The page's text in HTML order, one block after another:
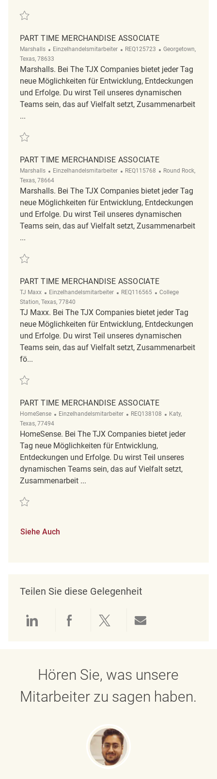
Retten Part Time Merchandise Associate REQ137804
PART TIME MERCHANDISE ASSOCIATE
Marshalls Kategorie
Einzelhandelsmitarbeiter ReqId
REQ125723 Ort
Georgetown,
Texas, 78633
Marshalls. Bei The TJX Companies bietet jeder Tag
neue Möglichkeiten für Entwicklung, Entdeckungen
und Erfolge. Du wirst Teil unseres dynamischen
Teams sein, das auf Vielfalt setzt, Zusammenarbeit
...
Retten Part Time Merchandise Associate REQ125723
PART TIME MERCHANDISE ASSOCIATE
Marshalls Kategorie
Einzelhandelsmitarbeiter ReqId
REQ115768 Ort
Round Rock,
Texas, 78664
Marshalls. Bei The TJX Companies bietet jeder Tag
neue Möglichkeiten für Entwicklung, Entdeckungen
und Erfolge. Du wirst Teil unseres dynamischen
Teams sein, das auf Vielfalt setzt, Zusammenarbeit
...
Retten Part Time Merchandise Associate REQ115768
PART TIME MERCHANDISE ASSOCIATE
TJ Maxx Kategorie
Einzelhandelsmitarbeiter ReqId
REQ116565 Ort
College
Station, Texas, 77840
TJ Maxx. Bei The TJX Companies bietet jeder Tag
neue Möglichkeiten für Entwicklung, Entdeckungen
und Erfolge. Du wirst Teil unseres dynamischen
Teams sein, das auf Vielfalt setzt, Zusammenarbeit
fö...
Retten Part Time Merchandise Associate REQ116565
PART TIME MERCHANDISE ASSOCIATE
HomeSense Kategorie
Einzelhandelsmitarbeiter ReqId
REQ138108 Ort
Katy,
Texas, 77494
HomeSense. Bei The TJX Companies bietet jeder
Tag neue Möglichkeiten für Entwicklung,
Entdeckungen und Erfolge. Du wirst Teil unseres
dynamischen Teams sein, das auf Vielfalt setzt,
Zusammenarbeit ...
Retten Part Time Merchandise Associate REQ138108
Siehe Auch
Teilen Sie diese Gelegenheit
Über LinkedIn teilen
Über Facebook teilen
Über Twitter teilen
Hören Sie, was unsere
Mitarbeiter zu sagen haben.